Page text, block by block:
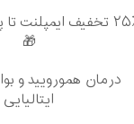
۲۵٪ تخفیف ایمپلنت
🎁
درمان همورویید و
ایتالیایی